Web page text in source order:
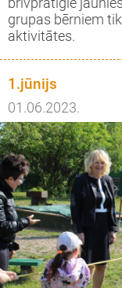
grupas bērniem
aktivitātes.
1.jūnijs
01.06.2023.